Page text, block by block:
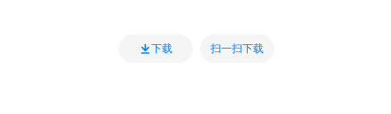
下载 扫一扫下载